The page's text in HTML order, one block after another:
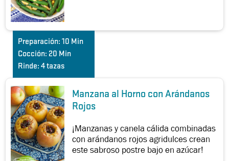
Preparación: 10 Min
Cocción: 20 Min
Rinde: 4 tazas
Manzana al Horno con Arándanos
Rojos
¡Manzanas y canela cálida combinadas
con arándanos rojos agridulces crean
este sabroso postre bajo en azúcar!